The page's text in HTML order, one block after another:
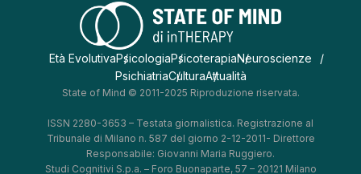
Età EvolutivaPsicologiaPsicoterapiaNeuroscienze
PsichiatriaCulturaAttualità
State of Mind © 2011-2025 Riproduzione riservata.
ISSN 2280-3653 – Testata giornalistica. Registrazione al
Tribunale di Milano n. 587 del giorno 2-12-2011- Direttore
Responsabile: Giovanni Maria Ruggiero.
Studi Cognitivi S.p.a. – Foro Buonaparte, 57 – 20121 Milano